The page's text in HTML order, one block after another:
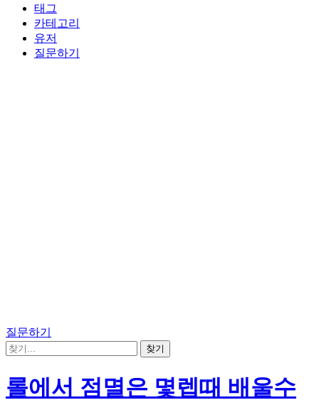
태그
카테고리
유저
질문하기
질문하기
롤에서 점멸은 몇렙때 배울수